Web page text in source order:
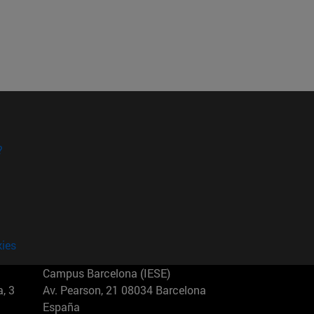
3
Campus Barcelona (IESE)
Av. Pearson, 21 08034 Barcelona
España